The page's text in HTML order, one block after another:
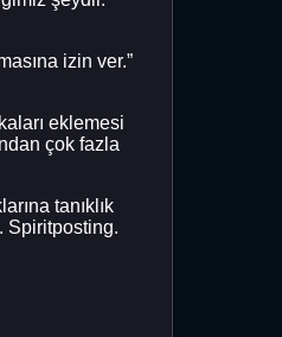
izin ver.”
eklemesi
çok fazla
tanıklık
Spiritposting.